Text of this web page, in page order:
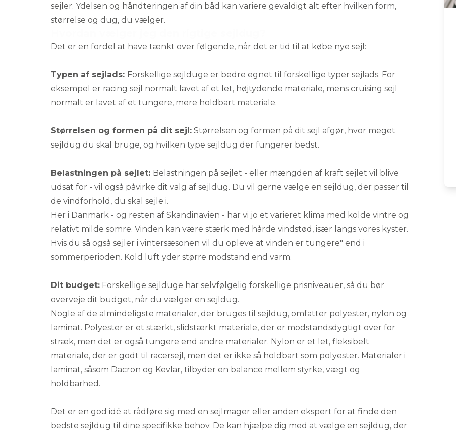
sejler. Ydelsen og håndteringen af din båd kan variere gevaldigt alt efter hvilken form,
størrelse og dug, du vælger.
Det er en fordel at have tænkt over følgende, når det er tid til at købe nye sejl:
Typen af sejlads: Forskellige sejlduge er bedre egnet til forskellige typer sejlads. For
eksempel er racing sejl normalt lavet af et let, højtydende materiale, mens cruising sejl
normalt er lavet af et tungere, mere holdbart materiale.
Størrelsen og formen på dit sejl: Størrelsen og formen på dit sejl afgør, hvor meget
sejldug du skal bruge, og hvilken type sejldug der fungerer bedst.
Belastningen på sejlet: Belastningen på sejlet - eller mængden af kraft sejlet vil blive
udsat for - vil også påvirke dit valg af sejldug. Du vil gerne vælge en sejldug, der passer til
de vindforhold, du skal sejle i.
Her i Danmark - og resten af Skandinavien - har vi jo et varieret klima med kolde vintre og
relativt milde somre. Vinden kan være stærk med hårde vindstød, især langs vores kyster.
Hvis du så også sejler i vintersæsonen vil du opleve at vinden er tungere" end i
sommerperioden. Kold luft yder større modstand end varm.
Dit budget: Forskellige sejlduge har selvfølgelig forskellige prisniveauer, så du bør
overveje dit budget, når du vælger en sejldug.
Nogle af de almindeligste materialer, der bruges til sejldug, omfatter polyester, nylon og
laminat. Polyester er et stærkt, slidstærkt materiale, der er modstandsdygtigt over for
stræk, men det er også tungere end andre materialer. Nylon er et let, fleksibelt
materiale, der er godt til racersejl, men det er ikke så holdbart som polyester. Materialer i
laminat, såsom Dacron og Kevlar, tilbyder en balance mellem styrke, vægt og
holdbarhed.
Det er en god idé at rådføre sig med ensejlmager eller anden ekspert for at finde den
bedste sejldug til dine specifikke behov. De kan hjælpe dig med at vælge en sejldug, der